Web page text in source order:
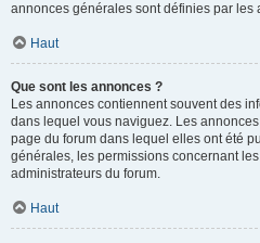
annonces générales sont définies par les
Haut
Que sont les annonces ?
Les annonces contiennent souvent des
dans lequel vous naviguez. Les
page du forum dans lequel elles ont été
générales, les permissions concernant
administrateurs du forum.
Haut